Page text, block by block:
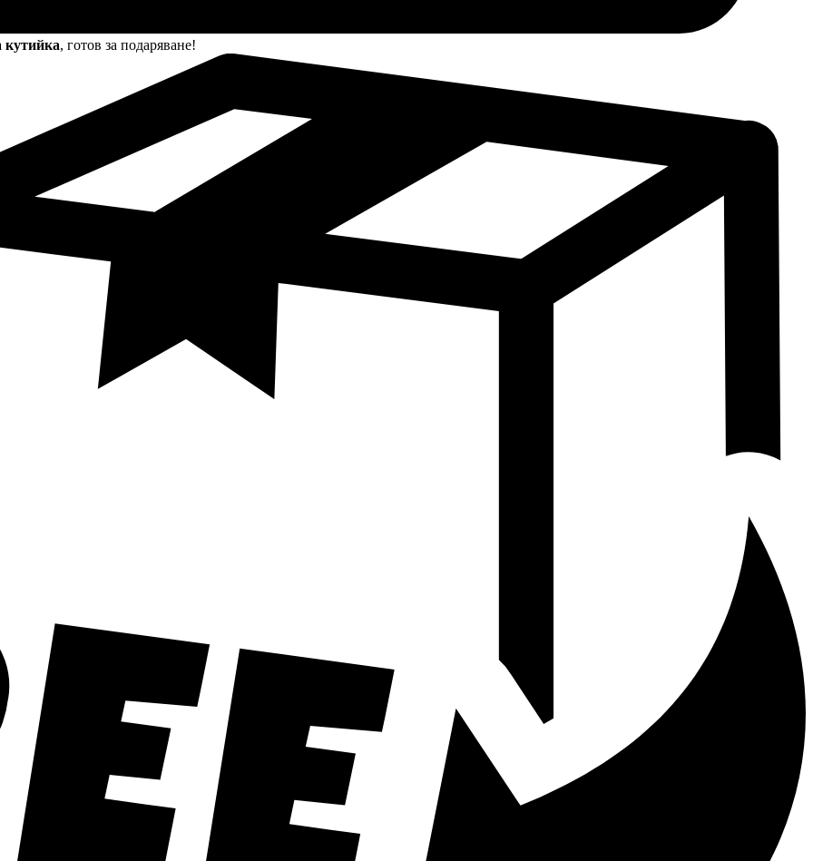
кутийка, готов за подаряване!